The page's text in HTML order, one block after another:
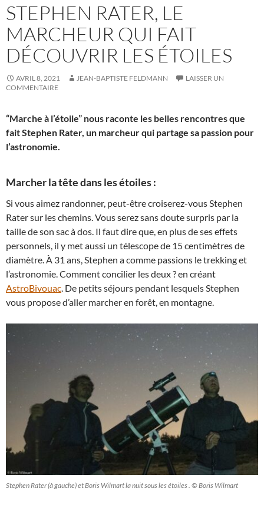
STEPHEN RATER, LE
MARCHEUR QUI FAIT
DÉCOUVRIR LES ÉTOILES
AVRIL 8, 2021 JEAN-BAPTISTE FELDMANN
LAISSER UN
COMMENTAIRE
“Marche à l’étoile” nous raconte les belles rencontres que
fait Stephen Rater, un marcheur qui partage sa passion pour
l’astronomie.
Marcher la tête dans les étoiles :
Si vous aimez randonner, peut-être croiserez-vous Stephen
Rater sur les chemins. Vous serez sans doute surpris par la
taille de son sac à dos. Il faut dire que, en plus de ses effets
personnels, il y met aussi un télescope de 15 centimètres de
diamètre. À 31 ans, Stephen a comme passions le trekking et
l’astronomie. Comment concilier les deux ? en créant
AstroBivouac. De petits séjours pendant lesquels Stephen
vous propose d’aller marcher en forêt, en montagne.
Stephen Rater (à gauche) et Boris Wilmart la nuit sous les étoiles . © Boris Wilmart